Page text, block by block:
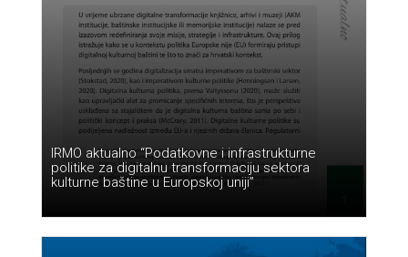
IRMO aktualno “Podatkovne i infrastrukturne
politike za digitalnu transformaciju sektora
kulturne baštine u Europskoj uniji”